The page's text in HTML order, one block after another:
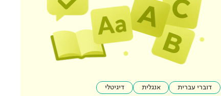
דוברי עברית אנגלית דיגיטלי